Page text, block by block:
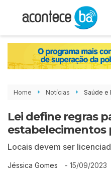
Home Notícias Saúde e
Lei define regras
estabelecimentos
Locais devem ser
Jéssica Gomes - 15/09/2023